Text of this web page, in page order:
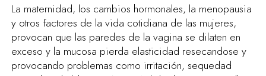
La maternidad, los cambios hormonales, la menopausia
y otros factores de la vida cotidiana de las mujeres,
provocan que las paredes de la vagina se dilaten en
exceso y la mucosa pierda elasticidad resecandose y
provocando problemas como irritación, sequedad